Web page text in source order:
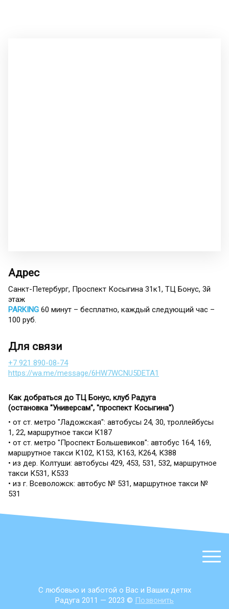
Адрес
Санкт-Петербург, Проспект Косыгина 31к1, ТЦ Бонус, 3й
этаж
PARKING 60 минут – бесплатно, каждый следующий час –
100 руб.
Для связи
+7 921 890-08-74
https://wa.me/message/6HW7WCNU5DETA1
Как добраться до ТЦ Бонус, клуб Радуга
(остановка "Универсам", "проспект Косыгина")
• от ст. метро "Ладожская": автобусы 24, 30, троллейбусы
1, 22, маршрутное такси К187
• от ст. метро "Проспект Большевиков": автобус 164, 169,
маршрутное такси К102, К153, К163, К264, К388
• из дер. Колтуши: автобусы 429, 453, 531, 532, маршрутное
такси К531, К533
• из г. Всеволожск: автобус № 531, маршрутное такси №
531
С любовью и заботой о Вас и Ваших детях
Радуга 2011 — 2023 © Позвонить